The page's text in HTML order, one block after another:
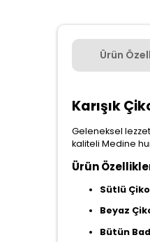
Ürün
Karışık
Geleneksel
kaliteli Medine
Ürün
Sütlü
Beyaz
Bütün